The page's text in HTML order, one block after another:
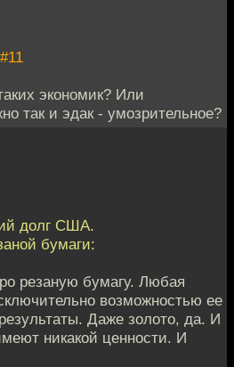
#11
экономик? Или
так и эдак - умозрительное?
долг США.
бумаги:
резаную бумагу. Любая
возможностью ее
Даже золото, да. И
никакой ценности. И